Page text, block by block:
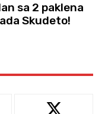
sa 2 paklena
Skudeto!